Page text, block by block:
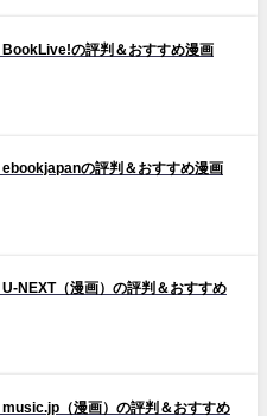
BookLive!の評判＆おすすめ漫画
ebookjapanの評判＆おすすめ漫画
U-NEXT（漫画）の評判＆おすすめ
music.jp（漫画）の評判＆おすすめ